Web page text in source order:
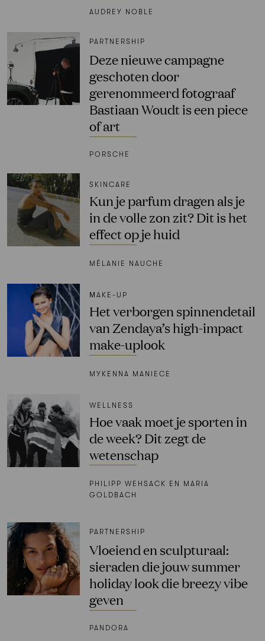
AUDREY NOBLE
PARTNERSHIP
Deze nieuwe campagne
geschoten door
gerenommeerd fotograaf
Bastiaan Woudt is een piece
of art
PORSCHE
SKINCARE
Kun je parfum dragen als je
in de volle zon zit? Dit is het
effect op je huid
MÉLANIE NAUCHE
ΜAKE-UP
Het verborgen spinnendetail
van Zendaya’s high-impact
make-uplook
MYKENNA MANIECE
WELLNESS
Hoe vaak moet je sporten in
de week? Dit zegt de
wetenschap
PHILIPP WEHSACK EN MARIA
GOLDBACH
PARTNERSHIP
Vloeiend en sculpturaal:
sieraden die jouw summer
holiday look die breezy vibe
geven
PANDORA